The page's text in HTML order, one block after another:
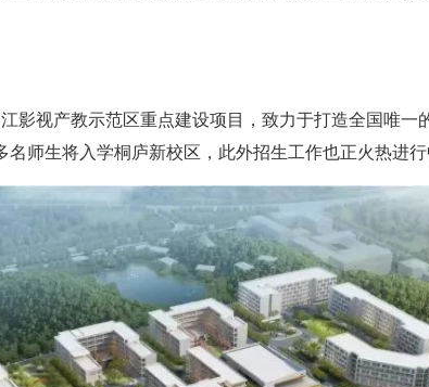
影视产教示范区重点建设项目，致力于打造全国唯
师生将入学桐庐新校区，此外招生工作也正火热进行